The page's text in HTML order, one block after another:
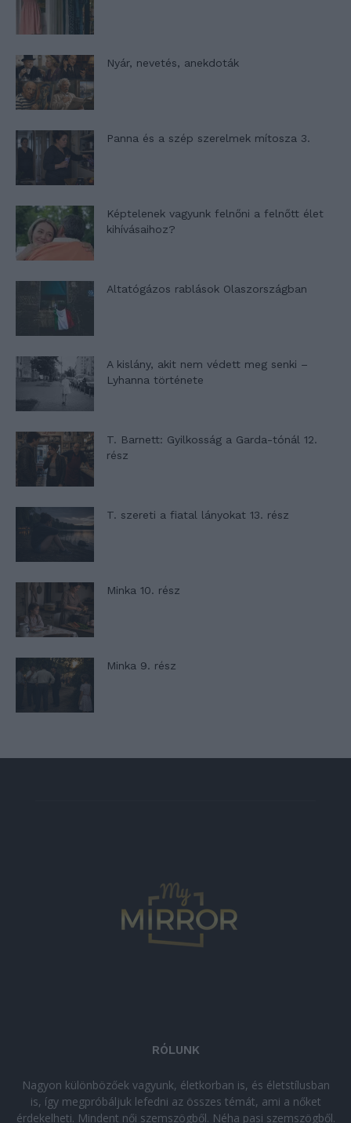
Nyár, nevetés, anekdoták
Panna és a szép szerelmek mítosza 3.
Képtelenek vagyunk felnőni a felnőtt élet
kihívásaihoz?
Altatógázos rablások Olaszországban
A kislány, akit nem védett meg senki –
Lyhanna története
T. Barnett: Gyilkosság a Garda-tónál 12.
rész
T. szereti a fiatal lányokat 13. rész
Minka 10. rész
Minka 9. rész
RÓLUNK
Nagyon különbözőek vagyunk, életkorban is, és életstílusban
is, így megpróbáljuk lefedni az összes témát, ami a nőket
érdekelheti. Mindent női szemszögből. Néha pasi szemszögből.